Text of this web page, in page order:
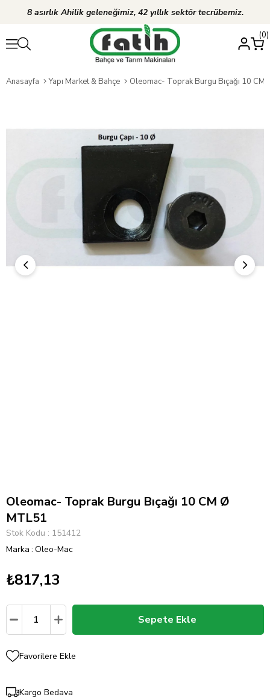
8 asırlık Ahilik geleneğimiz, 42 yıllık sektör tecrübemiz.
0
Anasayfa Yapı Market & Bahçe Oleomac- Toprak Burgu Bıçağı 10
Oleomac- Toprak Burgu Bıçağı 10 CM Ø
MTL51
Stok Kodu
151412
Marka : Oleo-Mac
₺817,13
Favorilere Ekle
Kargo Bedava